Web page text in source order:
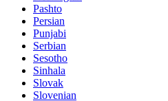
Pashto
Persian
Punjabi
Serbian
Sesotho
Sinhala
Slovak
Slovenian